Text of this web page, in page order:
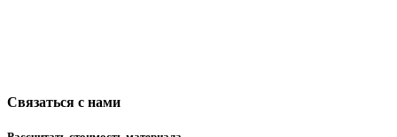
Связаться с нами